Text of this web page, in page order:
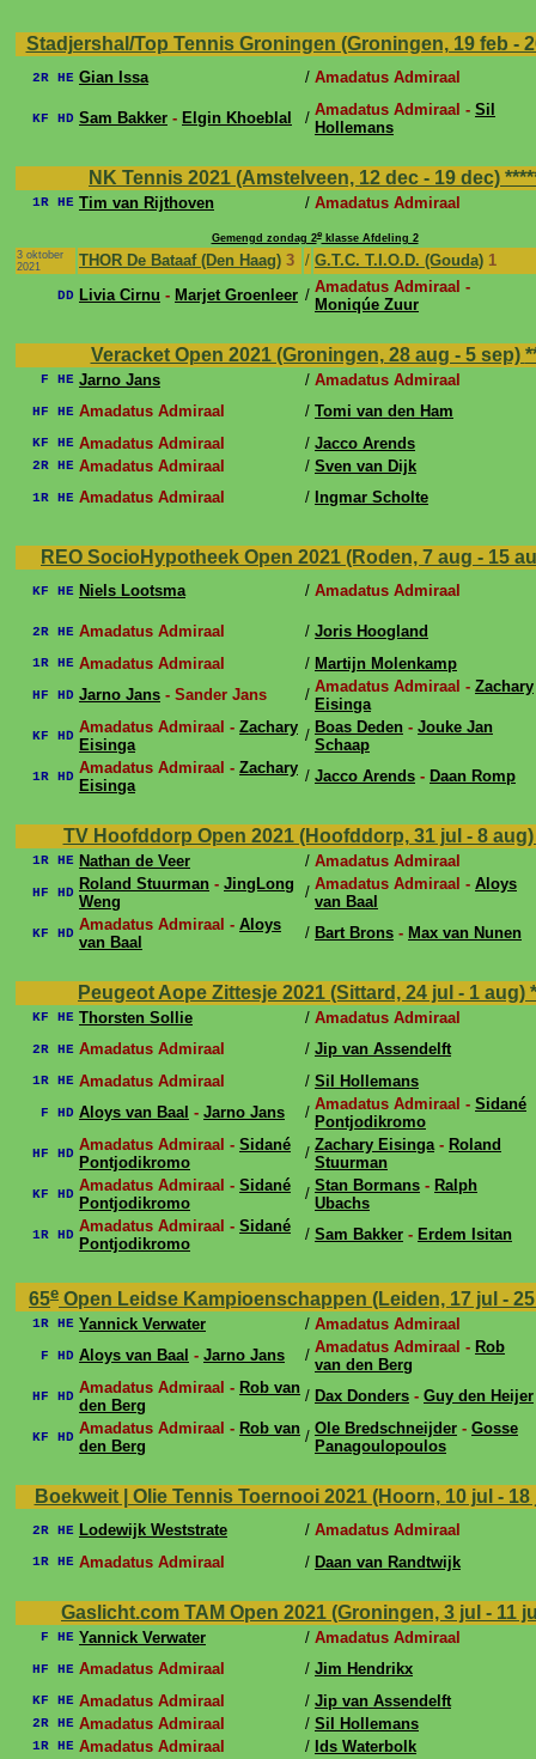
Stadjershal/Top Tennis Groningen (Groningen, 19 feb -
2R HE Gian Issa / Amadatus Admiraal
KF HD Sam Bakker - Elgin Khoeblal / Amadatus Admiraal - Sil
Hollemans
NK Tennis 2021 (Amstelveen, 12 dec - 19 dec)
1R HE Tim van Rijthoven / Amadatus Admiraal
Gemengd zondag 2eklasse Afdeling 2
3 oktober
2021
THOR De Bataaf (Den Haag) 3 / G.T.C. T.I.O.D. (Gouda) 1
DD Livia Cirnu - Marjet Groenleer / Amadatus Admiraal -
Moniqúe Zuur
Veracket Open 2021 (Groningen, 28 aug - 5 sep)
F HE Jarno Jans / Amadatus Admiraal
HF HE Amadatus Admiraal / Tomi van den Ham
KF HE Amadatus Admiraal / Jacco Arends
2R HE Amadatus Admiraal / Sven van Dijk
1R HE Amadatus Admiraal / Ingmar Scholte
REO SocioHypotheek Open 2021 (Roden, 7 aug - 15
KF HE Niels Lootsma / Amadatus Admiraal
2R HE Amadatus Admiraal / Joris Hoogland
1R HE Amadatus Admiraal / Martijn Molenkamp
HF HD Jarno Jans - Sander Jans / Amadatus Admiraal - Zachary
Eisinga
KF HD Amadatus Admiraal - Zachary
Eisinga
/ Boas Deden - Jouke Jan
Schaap
1R HD Amadatus Admiraal - Zachary
Eisinga
/ Jacco Arends - Daan Romp
TV Hoofddorp Open 2021 (Hoofddorp, 31 jul - 8
1R HE Nathan de Veer / Amadatus Admiraal
HF HD Roland Stuurman - JingLong
Weng
/ Amadatus Admiraal - Aloys
van Baal
KF HD Amadatus Admiraal - Aloys
van Baal
/ Bart Brons - Max van Nunen
Peugeot Aope Zittesje 2021 (Sittard, 24 jul - 1 aug)
KF HE Thorsten Sollie / Amadatus Admiraal
2R HE Amadatus Admiraal / Jip van Assendelft
1R HE Amadatus Admiraal / Sil Hollemans
F HD Aloys van Baal - Jarno Jans / Amadatus Admiraal - Sidané
Pontjodikromo
HF HD Amadatus Admiraal - Sidané
Pontjodikromo
/ Zachary Eisinga- Roland
Stuurman
KF HD Amadatus Admiraal - Sidané
Pontjodikromo
/ Stan Bormans - Ralph
Ubachs
1R HD Amadatus Admiraal - Sidané
Pontjodikromo
/ Sam Bakker - Erdem Isitan
65e Open Leidse Kampioenschappen (Leiden, 17 jul -
1R HE Yannick Verwater / Amadatus Admiraal
F HD Aloys van Baal - Jarno Jans / Amadatus Admiraal - Rob
van den Berg
HF HD Amadatus Admiraal - Rob van
den Berg
/ Dax Donders - Guy den Heijer
KF HD Amadatus Admiraal - Rob van
den Berg
/ Ole Bredschneijder - Gosse
Panagoulopoulos
Boekweit | Olie Tennis Toernooi 2021 (Hoorn, 10 jul -
2R HE Lodewijk Weststrate / Amadatus Admiraal
1R HE Amadatus Admiraal / Daan van Randtwijk
Gaslicht.com TAM Open 2021 (Groningen, 3 jul - 11
F HE Yannick Verwater / Amadatus Admiraal
HF HE Amadatus Admiraal / Jim Hendrikx
KF HE Amadatus Admiraal / Jip van Assendelft
2R HE Amadatus Admiraal / Sil Hollemans
1R HE Amadatus Admiraal / Ids Waterbolk